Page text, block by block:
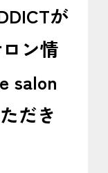
が
ン情
salon
だき